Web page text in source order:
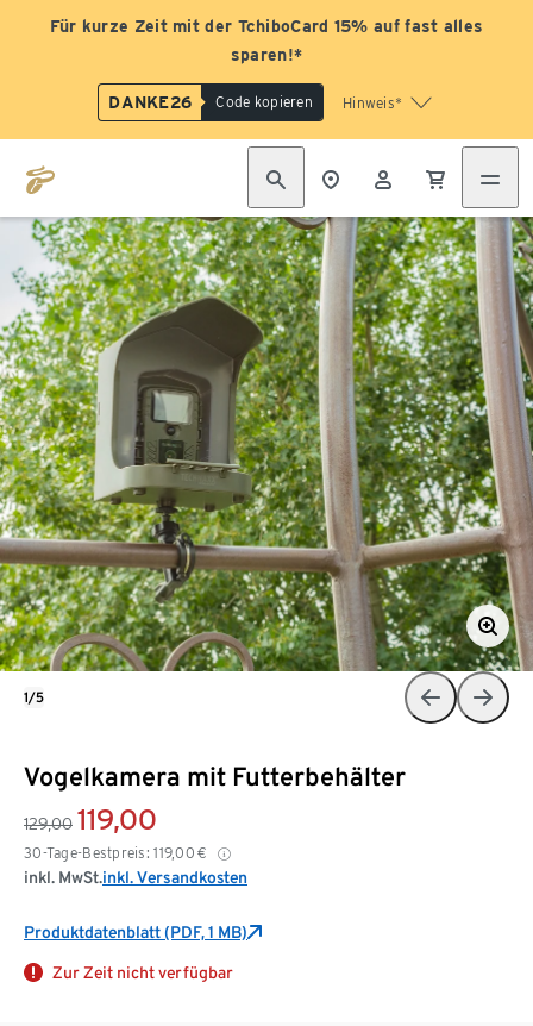
Für kurze Zeit mit der TchiboCard 15% auf fast alles
sparen!*
DANKE26 Code kopieren Hinweis*
Vogelkamera mit Futterbehälter
129,00 119,00
30-Tage-Bestpreis: 119,00 €
inkl. MwSt.inkl. Versandkosten
Produktdatenblatt (PDF, 1 MB)
Zur Zeit nicht verfügbar
1/5